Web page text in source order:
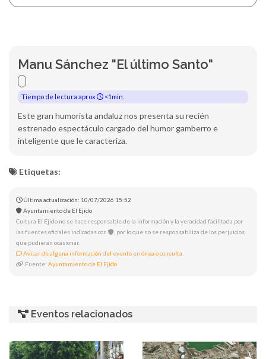
Manu Sánchez "El último Santo"
Tiempo de lectura aprox <1min.
Este gran humorista andaluz nos presenta su recién
estrenado espectáculo cargado del humor gamberro e
inteligente que le caracteriza.
Etiquetas:
Última actualización: 10/07/2026 15:52
Ayuntamiento de El Ejido
Cultura El Ejido no se hace responsable de la información y la veracidad facilitada por
las fuentes oficiales indicadas con
, por lo que no se responsabiliza de los perjuicios
que pudieran ocasionar.
Avisar de alguna información del evento errónea o consulta.
Fuente: Ayuntamiento de El Ejido
Eventos relacionados